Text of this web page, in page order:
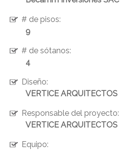
# de pisos:
9
# de sótanos:
4
Diseño:
VERTICE ARQUITECTOS
Responsable del proyecto:
VERTICE ARQUITECTOS
Equipo: